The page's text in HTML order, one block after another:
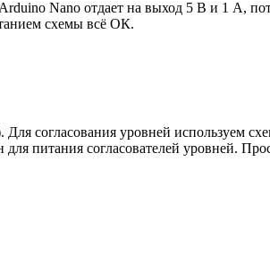
Nano отдает на выход 5 В и 1 А,
схемы всё ОК.
согласования уровней используем
питания согласователей уровней.